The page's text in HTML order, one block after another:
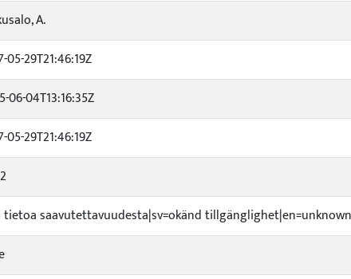
A.
05-29T21:46:19Z
06-04T13:16:35Z
05-29T21:46:19Z
tietoa saavutettavuudesta|sv=okänd